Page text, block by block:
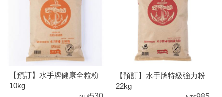
【預訂】水手牌健康全粒粉
10kg
【預訂】水手牌特級強力粉
22kg